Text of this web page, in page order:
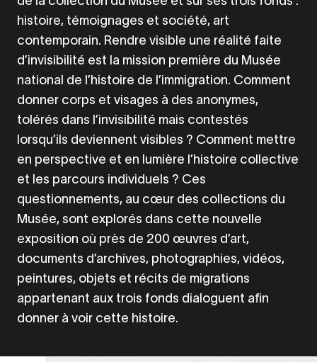
histoire, témoignages et société, art
contemporain. Rendre visible une réalité faite
d’invisibilité est la mission première du Musée
national de l’histoire de l’immigration. Comment
donner corps et visages à des anonymes,
tolérés dans l’invisibilité mais contestés
lorsqu’ils deviennent visibles ? Comment mettre
en perspective et en lumière l’histoire collective
et les parcours individuels ? Ces
questionnements, au cœur des collections du
Musée, sont explorés dans cette nouvelle
exposition où près de 200 œuvres d’art,
documents d’archives, photographies, vidéos,
peintures, objets et récits de migrations
appartenant aux trois fonds dialoguent afin
donner à voir cette histoire.